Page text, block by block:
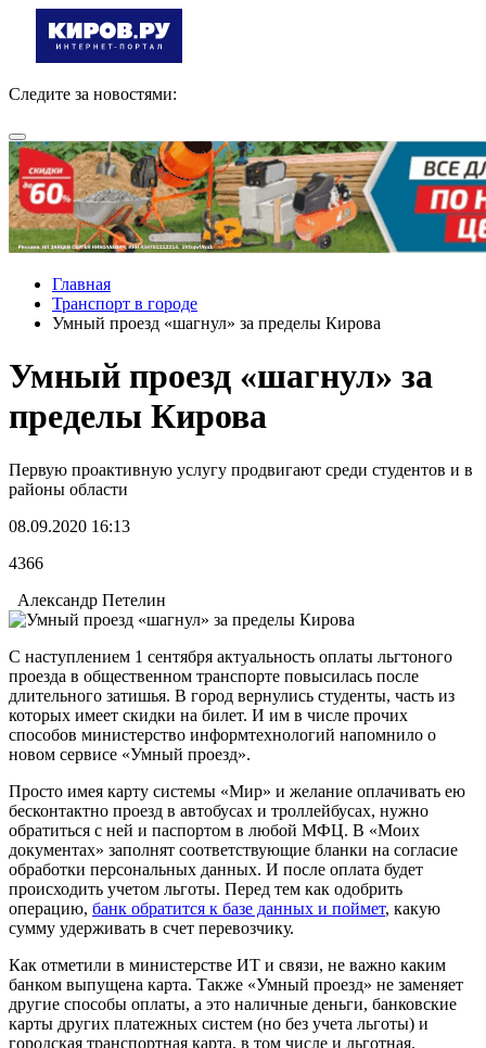
Следите за новостями:
Главная
Транспорт в городе
Умный проезд «шагнул» за пределы Кирова
Умный проезд «шагнул» за
пределы Кирова
Первую проактивную услугу продвигают среди студентов и в
районы области
08.09.2020 16:13
4366
Александр Петелин
С наступлением 1 сентября актуальность оплаты льгтоного
проезда в общественном транспорте повысилась после
длительного затишья. В город вернулись студенты, часть из
которых имеет скидки на билет. И им в числе прочих
способов министерство информтехнологий напомнило о
новом сервисе «Умный проезд».
Просто имея карту системы «Мир» и желание оплачивать ею
бесконтактно проезд в автобусах и троллейбусах, нужно
обратиться с ней и паспортом в любой МФЦ. В «Моих
документах» заполнят соответствующие бланки на согласие
обработки персональных данных. И после оплата будет
происходить учетом льготы. Перед тем как одобрить
операцию, банк обратится к базе данных и поймет, какую
сумму удерживать в счет перевозчику.
Как отметили в министерстве ИТ и связи, не важно каким
банком выпущена карта. Также «Умный проезд» не заменяет
другие способы оплаты, а это наличные деньги, банковские
карты других платежных систем (но без учета льготы) и
городская транспортная карта, в том числе и льготная.